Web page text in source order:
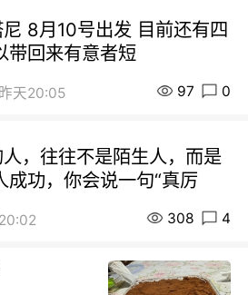
8月10号出发 目前还有四
带回来有意者短
昨天20:05 97 0
，往往不是陌生人，而是
成功，你会说一句“真厉
308 4